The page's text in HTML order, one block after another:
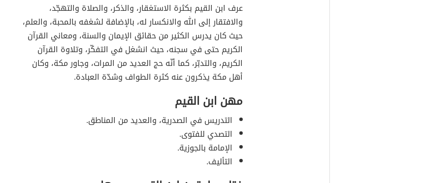
عرف ابن القيم بكثرة الاستغقار، والذكر، والصلاة والتهجّد،
والافتقار إلى الله والانكسار له، بالإضافة لشغفه بالمحبة، والعلم،
حيث كان يدرس الكثير من حقائق الإيمان والسنة، ومعاني القرآن
الكريم حتى في سجنه، حيث انشغل في التفكّر، وتلاوة القرآن
الكريم، والتدبّر، كما أنّه حج العديد من المرات، وجاور مكة، وكان
أهل مكة يذكرون عنه كثرة الطواف وشدّة العبادة.
مهن ابن القيم
التدريس في الصدرية، والعديد من المناطق.
التصدي للفتوى.
الإمامة بالجوزية.
التأليف.